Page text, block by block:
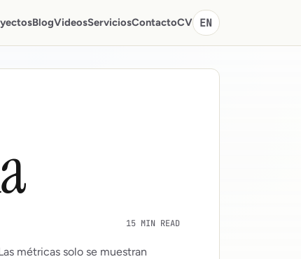
BlogVideosServiciosContactoCV EN
15 MIN READ
métricas solo se muestran